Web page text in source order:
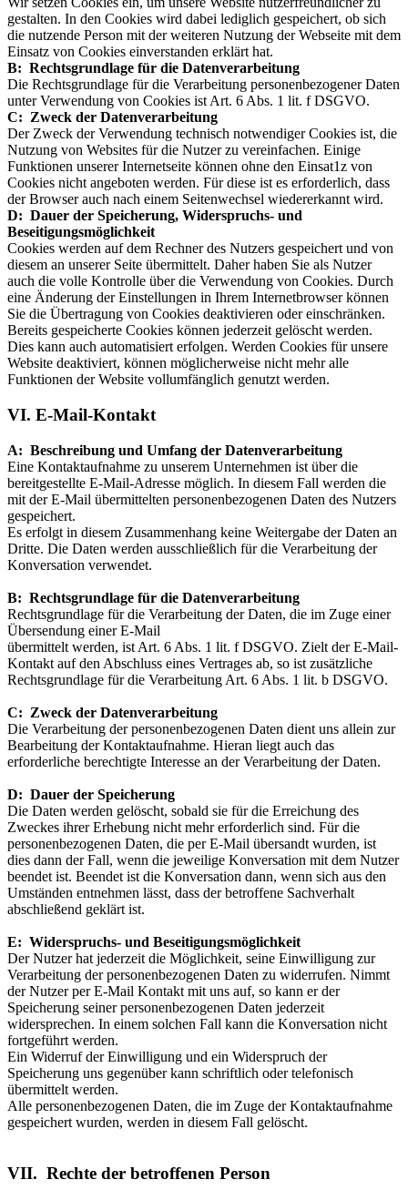
gestalten. In den Cookies wird dabei lediglich gespeichert, ob sich
die nutzende Person mit der weiteren Nutzung der Webseite mit dem
Einsatz von Cookies einverstanden erklärt hat.
B: Rechtsgrundlage für die Datenverarbeitung
Die Rechtsgrundlage für die Verarbeitung personenbezogener Daten
unter Verwendung von Cookies ist Art. 6 Abs. 1 lit. f DSGVO.
C: Zweck der Datenverarbeitung
Der Zweck der Verwendung technisch notwendiger Cookies ist, die
Nutzung von Websites für die Nutzer zu vereinfachen. Einige
Funktionen unserer Internetseite können ohne den Einsat1z von
Cookies nicht angeboten werden. Für diese ist es erforderlich, dass
der Browser auch nach einem Seitenwechsel wiedererkannt wird.
D: Dauer der Speicherung, Widerspruchs- und
Beseitigungsmöglichkeit
Cookies werden auf dem Rechner des Nutzers gespeichert und von
diesem an unserer Seite übermittelt. Daher haben Sie als Nutzer
auch die volle Kontrolle über die Verwendung von Cookies. Durch
eine Änderung der Einstellungen in Ihrem Internetbrowser können
Sie die Übertragung von Cookies deaktivieren oder einschränken.
Bereits gespeicherte Cookies können jederzeit gelöscht werden.
Dies kann auch automatisiert erfolgen. Werden Cookies für unsere
Website deaktiviert, können möglicherweise nicht mehr alle
Funktionen der Website vollumfänglich genutzt werden.
VI. E-Mail-Kontakt
A: Beschreibung und Umfang der Datenverarbeitung
Eine Kontaktaufnahme zu unserem Unternehmen ist über die
bereitgestellte E-Mail-Adresse möglich. In diesem Fall werden die
mit der E-Mail übermittelten personenbezogenen Daten des Nutzers
gespeichert.
Es erfolgt in diesem Zusammenhang keine Weitergabe der Daten an
Dritte. Die Daten werden ausschließlich für die Verarbeitung der
Konversation verwendet.
B: Rechtsgrundlage für die Datenverarbeitung
Rechtsgrundlage für die Verarbeitung der Daten, die im Zuge einer
Übersendung einer E-Mail
übermittelt werden, ist Art. 6 Abs. 1 lit. f DSGVO. Zielt der E-Mail-
Kontakt auf den Abschluss eines Vertrages ab, so ist zusätzliche
Rechtsgrundlage für die Verarbeitung Art. 6 Abs. 1 lit. b DSGVO.
C: Zweck der Datenverarbeitung
Die Verarbeitung der personenbezogenen Daten dient uns allein zur
Bearbeitung der Kontaktaufnahme. Hieran liegt auch das
erforderliche berechtigte Interesse an der Verarbeitung der Daten.
D: Dauer der Speicherung
Die Daten werden gelöscht, sobald sie für die Erreichung des
Zweckes ihrer Erhebung nicht mehr erforderlich sind. Für die
personenbezogenen Daten, die per E-Mail übersandt wurden, ist
dies dann der Fall, wenn die jeweilige Konversation mit dem Nutzer
beendet ist. Beendet ist die Konversation dann, wenn sich aus den
Umständen entnehmen lässt, dass der betroffene Sachverhalt
abschließend geklärt ist.
E: Widerspruchs- und Beseitigungsmöglichkeit
Der Nutzer hat jederzeit die Möglichkeit, seine Einwilligung zur
Verarbeitung der personenbezogenen Daten zu widerrufen. Nimmt
der Nutzer per E-Mail Kontakt mit uns auf, so kann er der
Speicherung seiner personenbezogenen Daten jederzeit
widersprechen. In einem solchen Fall kann die Konversation nicht
fortgeführt werden.
Ein Widerruf der Einwilligung und ein Widerspruch der
Speicherung uns gegenüber kann schriftlich oder telefonisch
übermittelt werden.
Alle personenbezogenen Daten, die im Zuge der Kontaktaufnahme
gespeichert wurden, werden in diesem Fall gelöscht.
VII. Rechte der betroffenen Person